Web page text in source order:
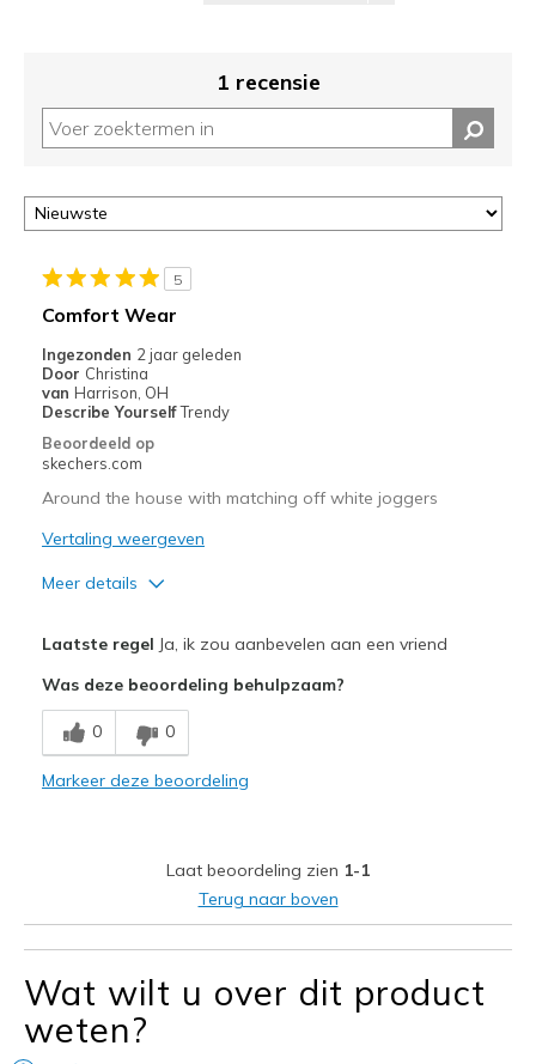
1 recensie
5
Comfort Wear
Ingezonden 2 jaar geleden
Door Christina
van Harrison, OH
Describe YourselfTrendy
Beoordeeld op
skechers.com
Around the house with matching off white joggers
Vertaling weergeven
Meer details
Breathe Well
Comfortable
Beste toepassingen
Casual Wear
Travel
Width
Sizing
Laatste regel Ja, ik zou aanbevelen aan een vriend
Was deze beoordeling behulpzaam?
0 0
Markeer deze beoordeling
Laat beoordeling zien 1-1
Terug naar boven
Wat wilt u over dit product
weten?